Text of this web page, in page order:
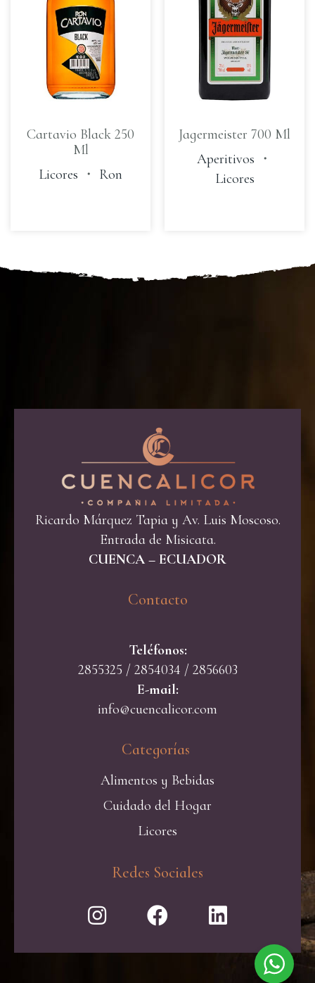
Cartavio Black 250
Ml
Licores ・ Ron
Jagermeister 700 Ml
Aperitivos ・
Licores
Ricardo Márquez Tapia y Av. Luis Moscoso.
Entrada de Misicata.
CUENCA – ECUADOR
Contacto​
Teléfonos:
2855325 / 2854034 / 2856603
E-mail:
info@cuencalicor.com
Categorías ​
Alimentos y Bebidas
Cuidado del Hogar
Licores
Redes Sociales